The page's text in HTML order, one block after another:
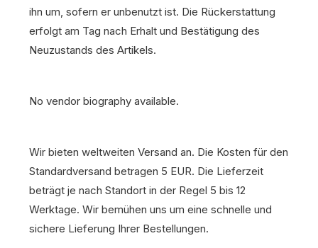
ihn um, sofern er unbenutzt ist. Die Rückerstattung
erfolgt am Tag nach Erhalt und Bestätigung des
Neuzustands des Artikels.
No vendor biography available.
Wir bieten weltweiten Versand an. Die Kosten für den
Standardversand betragen 5 EUR. Die Lieferzeit
beträgt je nach Standort in der Regel 5 bis 12
Werktage. Wir bemühen uns um eine schnelle und
sichere Lieferung Ihrer Bestellungen.